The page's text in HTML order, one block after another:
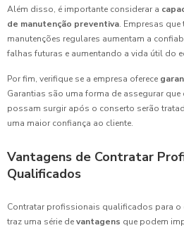
Além disso, é importante considerar a
de manutenção preventiva. Empresas
manutenções regulares aumentam a
falhas futuras e aumentando a vida útil do
Por fim, verifique se a empresa oferece
Garantias são uma forma de assegurar
possam surgir após o conserto serão
uma maior confiança ao cliente.
Vantagens de Contratar
Qualificados
Contratar profissionais qualificados para
traz uma série devantagens que podem